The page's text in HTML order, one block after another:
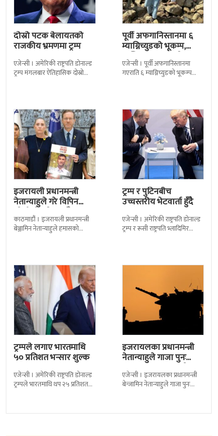
दोस्रो पटक बेलायतको
राजकीय भ्रमणमा ट्रम्प
एजेन्सी । अमेरिकी राष्ट्रपति डोनाल्ड
ट्रम्प मंगलबार ऐतिहासिक दोस्रो
पूर्वी अफगानिस्तानमा ६
म्याग्निच्युडको भूकम्प,
कम्तिमा २० जनाको ज्यान
गयो
एजेन्सी । पूर्वी अफगानिस्तानमा
गएराति ६ म्याग्निच्युडको भूकम्प
इजरायली प्रधानमन्त्री
नेतान्याहुले गरे विपिन
जोशीको परिवारसँग
भेटघाट
काठमाडौं । इजरायली प्रधानमन्त्री
बेञ्जामिन नेतान्याहुले हमासको
ट्रम्प र पुटिनबीच
उच्चस्तरीय भेटवार्ता हुँदै
एजेन्सी । अमेरिकी राष्ट्रपति डोनाल्ड
ट्रम्प र रूसी राष्ट्रपति भ्लादिमिर
ट्रम्पले लगाए भारतमाथि
५० प्रतिशत भन्सार शुल्क
एजेन्सी । अमेरिकी राष्ट्रपति डोनाल्ड
ट्रम्पले भारतमाथि थप २५ प्रतिशत
इजरायलका प्रधानमन्त्री
नेतान्याहुले गाजा पुनः
कब्जाको प्रस्ताव राखे
एजेन्सी । इजरायलका प्रधानमन्त्री
बेन्जामिन नेतान्याहुले गाजा पुनः
लगायत धेरै